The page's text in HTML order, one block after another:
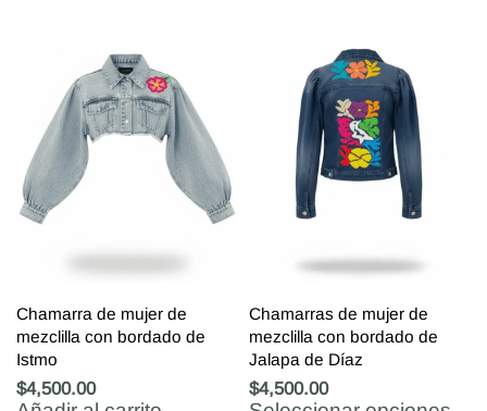
Chamarra de mujer de
mezclilla con bordado de
Istmo
$4,500.00
Chamarras de mujer de
mezclilla con bordado de
Jalapa de Díaz
$4,500.00